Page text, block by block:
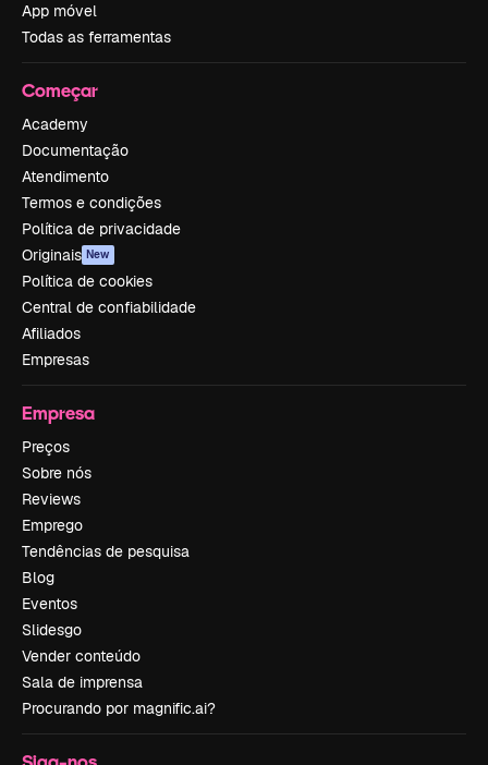
App móvel
Todas as ferramentas
Começar
Academy
Documentação
Atendimento
Termos e condições
Política de privacidade
Originais New
Política de cookies
Central de confiabilidade
Afiliados
Empresas
Empresa
Preços
Sobre nós
Reviews
Emprego
Tendências de pesquisa
Blog
Eventos
Slidesgo
Vender conteúdo
Sala de imprensa
Procurando por magnific.ai?